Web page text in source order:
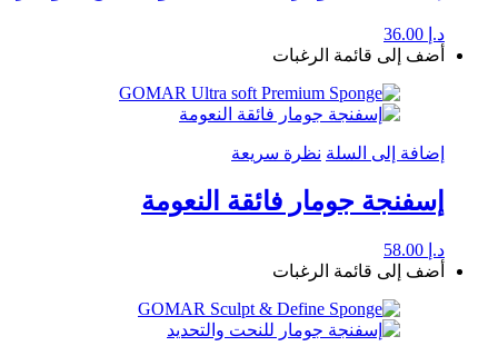
د.إ
أضف إلى قائمة الرغبات
إضافة إلى السلة نظرة سريعة
إسفنجة جومار فائقة النعومة
د.إ
أضف إلى قائمة الرغبات